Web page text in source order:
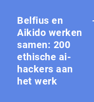
Belfius en
Aikido werken
samen: 200
ethische ai-
hackers aan
het werk